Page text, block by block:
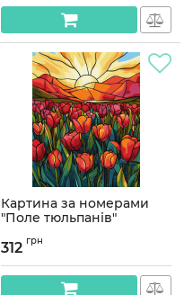
Картина за номерами
"Поле тюльпанів"
Артикул:
312 грн